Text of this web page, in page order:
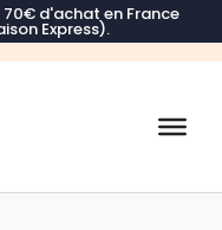
d'achat en France
Express).